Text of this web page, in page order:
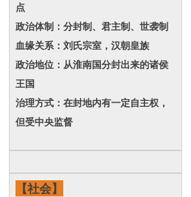
点
政治体制：分封制、君主制、世袭制
血缘关系：刘氏宗室，汉朝皇族
政治地位：从淮南国分封出来的诸侯
王国
治理方式：在封地内有一定自主权，
但受中央监督
【社会】